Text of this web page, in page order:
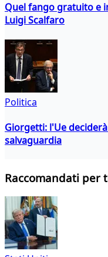
Quel fango gratuito e
Luigi Scalfaro
Politica
Giorgetti: l'Ue
salvaguardia
Raccomandati per